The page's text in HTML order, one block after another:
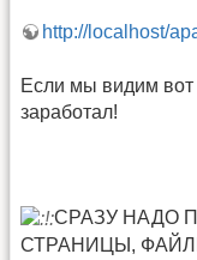
http://localhost/
Если мы видим вот
заработал!
СРАЗУ НАДО
СТРАНИЦЫ,